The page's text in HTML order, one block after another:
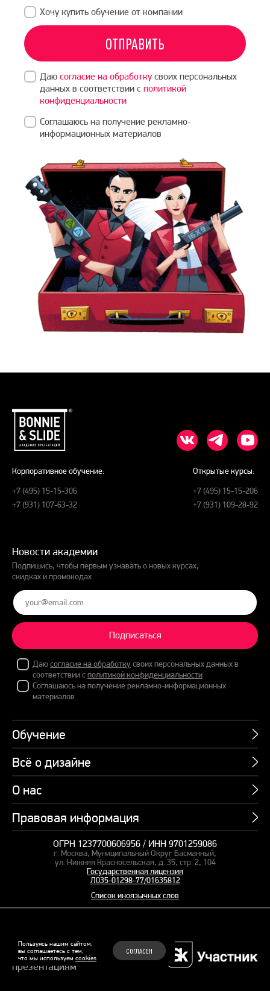
Хочу купить обучение от компании
ОТПРАВИТЬ
Даю согласие на обработкусвоих персональных
данных в соответствии с политикой
конфиденциальности
Соглашаюсь на получение рекламно-
информационных материалов
Пользуясь нашим сайтом,
вы соглашаетесь с тем,
что мы используем cookies
СОГЛАСЕН
Корпоративное обучение:
+7 (495) 15-15-306
+7 (931) 107-63-32
Открытые курсы:
+7 (495) 15-15-206
+7 (931) 109-28-92
Новости академии
Подпишись, чтобы первым узнавать о новых курсах,
скидках и промокодах
Подписаться
Даюсогласие на обработкусвоих персональных данных в
соответствии сполитикой конфиденциальности
Соглашаюсь на получение рекламно-информационных
материалов
Обучение
Курсы
Пакетные предложения
Профессии
Подарочные сертификаты
Корпоративное обучение
Курсы для сотрудников
Пакетные предложения
Всё о дизайне
Учебник по презентациям
Банк слайдов
Вебинары
Студия дизайна
Заказать презентацию
О нас
Об академии
СМИ о нас
Правовая информация
Карта сайта
Оферта и лицензия
Политика конфиденциальности
Рекомендательные технологии
Файлы Cookie
ОГРН 1237700606956 / ИНН 9701259086
г. Москва, Муниципальный Округ Басманный,
ул. Нижняя Красносельская, д. 35, стр. 2, 104
Государственная лицензия
Л035-01298-77/01635812
Список иноязычных слов
© 2015–2026 Бонни и Слайд
Обучающие курсы по
презентациям